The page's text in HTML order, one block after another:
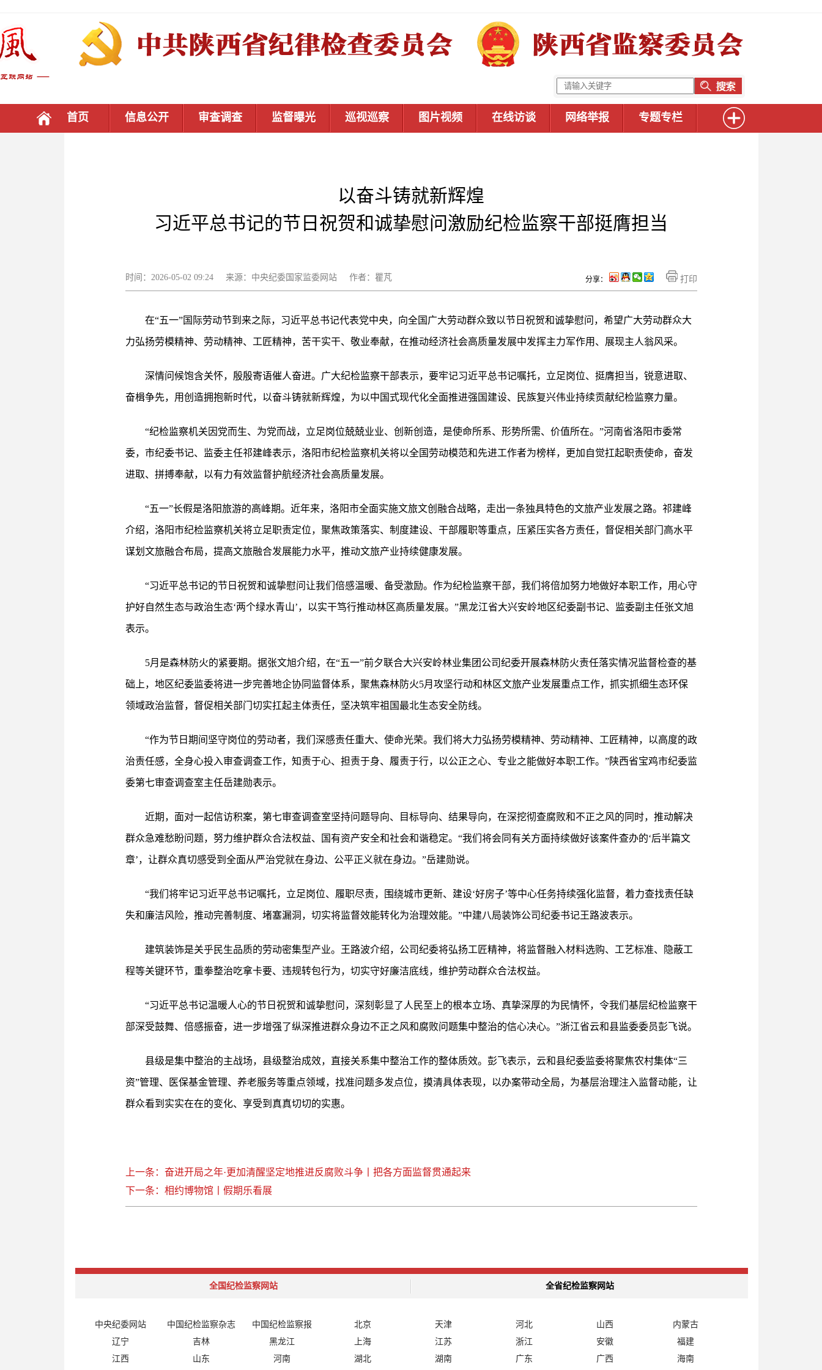
首页 信息公开 审查调查 监督曝光 巡视巡察 图片视频 在线访谈 网络举报 专题专栏
以奋斗铸就新辉煌
习近平总书记的节日祝贺和诚挚慰问激励纪检监察干部挺膺担当
时间：2026-05-02 09:24 来源：中央纪委国家监委网站 作者：瞿芃 打印
分享：
在“五一”国际劳动节到来之际，习近平总书记代表党中央，向全国广大劳动群众致以节日祝贺和诚挚慰问，希望广大劳动群众大
力弘扬劳模精神、劳动精神、工匠精神，苦干实干、敬业奉献，在推动经济社会高质量发展中发挥主力军作用、展现主人翁风采。
深情问候饱含关怀，殷殷寄语催人奋进。广大纪检监察干部表示，要牢记习近平总书记嘱托，立足岗位、挺膺担当，锐意进取、
奋楫争先，用创造拥抱新时代，以奋斗铸就新辉煌，为以中国式现代化全面推进强国建设、民族复兴伟业持续贡献纪检监察力量。
“纪检监察机关因党而生、为党而战，立足岗位兢兢业业、创新创造，是使命所系、形势所需、价值所在。”河南省洛阳市委常
委，市纪委书记、监委主任祁建峰表示，洛阳市纪检监察机关将以全国劳动模范和先进工作者为榜样，更加自觉扛起职责使命，奋发
进取、拼搏奉献，以有力有效监督护航经济社会高质量发展。
“五一”长假是洛阳旅游的高峰期。近年来，洛阳市全面实施文旅文创融合战略，走出一条独具特色的文旅产业发展之路。祁建峰
介绍，洛阳市纪检监察机关将立足职责定位，聚焦政策落实、制度建设、干部履职等重点，压紧压实各方责任，督促相关部门高水平
谋划文旅融合布局，提高文旅融合发展能力水平，推动文旅产业持续健康发展。
“习近平总书记的节日祝贺和诚挚慰问让我们倍感温暖、备受激励。作为纪检监察干部，我们将倍加努力地做好本职工作，用心守
护好自然生态与政治生态‘两个绿水青山’，以实干笃行推动林区高质量发展。”黑龙江省大兴安岭地区纪委副书记、监委副主任张文旭
表示。
5月是森林防火的紧要期。据张文旭介绍，在“五一”前夕联合大兴安岭林业集团公司纪委开展森林防火责任落实情况监督检查的基
础上，地区纪委监委将进一步完善地企协同监督体系，聚焦森林防火5月攻坚行动和林区文旅产业发展重点工作，抓实抓细生态环保
领域政治监督，督促相关部门切实扛起主体责任，坚决筑牢祖国最北生态安全防线。
“作为节日期间坚守岗位的劳动者，我们深感责任重大、使命光荣。我们将大力弘扬劳模精神、劳动精神、工匠精神，以高度的政
治责任感，全身心投入审查调查工作，知责于心、担责于身、履责于行，以公正之心、专业之能做好本职工作。”陕西省宝鸡市纪委监
委第七审查调查室主任岳建勋表示。
近期，面对一起信访积案，第七审查调查室坚持问题导向、目标导向、结果导向，在深挖彻查腐败和不正之风的同时，推动解决
群众急难愁盼问题，努力维护群众合法权益、国有资产安全和社会和谐稳定。“我们将会同有关方面持续做好该案件查办的‘后半篇文
章’，让群众真切感受到全面从严治党就在身边、公平正义就在身边。”岳建勋说。
“我们将牢记习近平总书记嘱托，立足岗位、履职尽责，围绕城市更新、建设‘好房子’等中心任务持续强化监督，着力查找责任缺
失和廉洁风险，推动完善制度、堵塞漏洞，切实将监督效能转化为治理效能。”中建八局装饰公司纪委书记王路波表示。
建筑装饰是关乎民生品质的劳动密集型产业。王路波介绍，公司纪委将弘扬工匠精神，将监督融入材料选购、工艺标准、隐蔽工
程等关键环节，重拳整治吃拿卡要、违规转包行为，切实守好廉洁底线，维护劳动群众合法权益。
“习近平总书记温暖人心的节日祝贺和诚挚慰问，深刻彰显了人民至上的根本立场、真挚深厚的为民情怀，令我们基层纪检监察干
部深受鼓舞、倍感振奋，进一步增强了纵深推进群众身边不正之风和腐败问题集中整治的信心决心。”浙江省云和县监委委员彭飞说。
县级是集中整治的主战场，县级整治成效，直接关系集中整治工作的整体质效。彭飞表示，云和县纪委监委将聚焦农村集体“三
资”管理、医保基金管理、养老服务等重点领域，找准问题多发点位，摸清具体表现，以办案带动全局，为基层治理注入监督动能，让
群众看到实实在在的变化、享受到真真切切的实惠。
上一条：奋进开局之年·更加清醒坚定地推进反腐败斗争丨把各方面监督贯通起来
下一条：相约博物馆丨假期乐看展
全国纪检监察网站 全省纪检监察网站
中央纪委网站 中国纪检监察杂志 中国纪检监察报 北京 天津 河北 山西
内蒙古
辽宁
吉林 黑龙江 上海 江苏 浙江 安徽
福建
江西
山东 河南 湖北 湖南 广东 广西 海南